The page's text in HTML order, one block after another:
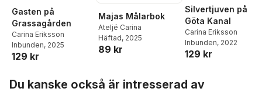
Gasten på
Grassagården
Carina Eriksson
Inbunden, 2025
129 kr
Majas Målarbok
Ateljé Carina
Häftad, 2025
89 kr
Silvertjuven på
Göta Kanal
Carina Eriksson
Inbunden, 2022
129 kr
Du kanske också är intresserad av